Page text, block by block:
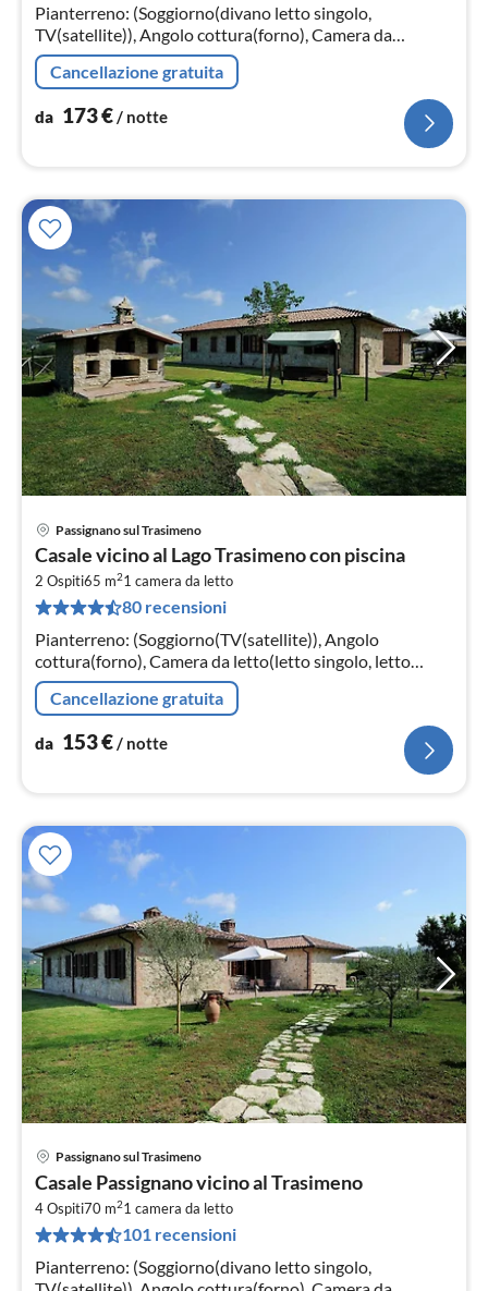
Pianterreno: (Soggiorno(divano letto singolo,
TV(satellite)), Angolo cottura(forno), Camera da
letto(2x letto singolo, letto matrimoniale),
Bagno(doccia, lavandino, WC, bidet))
Cancellazione gratuita
da 173€/ notte
Passignano sul Trasimeno
Casale vicino al Lago Trasimeno con piscina
2 Ospiti65 m21 camera da letto
80 recensioni
Pianterreno: (Soggiorno(TV(satellite)), Angolo
cottura(forno), Camera da letto(letto singolo, letto
matrimoniale), Bagno(doccia, lavandino, WC, bidet))
Cancellazione gratuita
da 153€/ notte
Passignano sul Trasimeno
Casale Passignano vicino al Trasimeno
4 Ospiti70 m21 camera da letto
101 recensioni
Pianterreno: (Soggiorno(divano letto singolo,